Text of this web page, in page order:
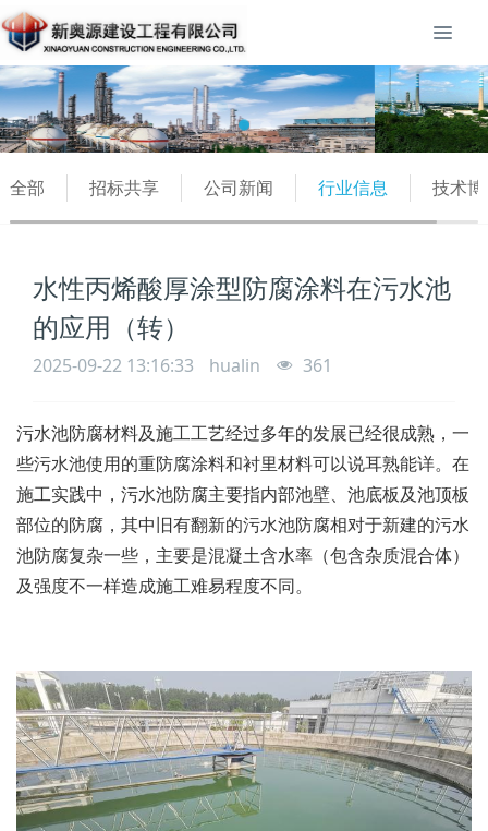
全部 招标共享 公司新闻 行业信息 技术
水性丙烯酸厚涂型防腐涂料在污水池
的应用（转）
2025-09-22 13:16:33 hualin 361
污水池防腐材料及施工工艺经过多年的发展已经很成熟，一
些污水池使用的重防腐涂料和衬里材料可以说耳熟能详。在
施工实践中，污水池防腐主要指内部池壁、池底板及池顶板
部位的防腐，其中旧有翻新的污水池防腐相对于新建的污水
池防腐复杂一些，主要是混凝土含水率（包含杂质混合体）
及强度不一样造成施工难易程度不同。